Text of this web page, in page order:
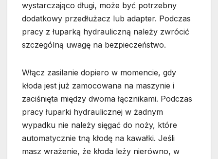
wystarczająco długi, może być potrzebny
dodatkowy przedłużacz lub adapter. Podczas
pracy z łuparką hydrauliczną należy zwrócić
szczególną uwagę na bezpieczeństwo.
Włącz zasilanie dopiero w momencie, gdy
kłoda jest już zamocowana na maszynie i
zaciśnięta między dwoma łącznikami. Podczas
pracy łuparki hydraulicznej w żadnym
wypadku nie należy sięgać do noży, które
automatycznie tną kłodę na kawałki. Jeśli
masz wrażenie, że kłoda leży nierówno, w